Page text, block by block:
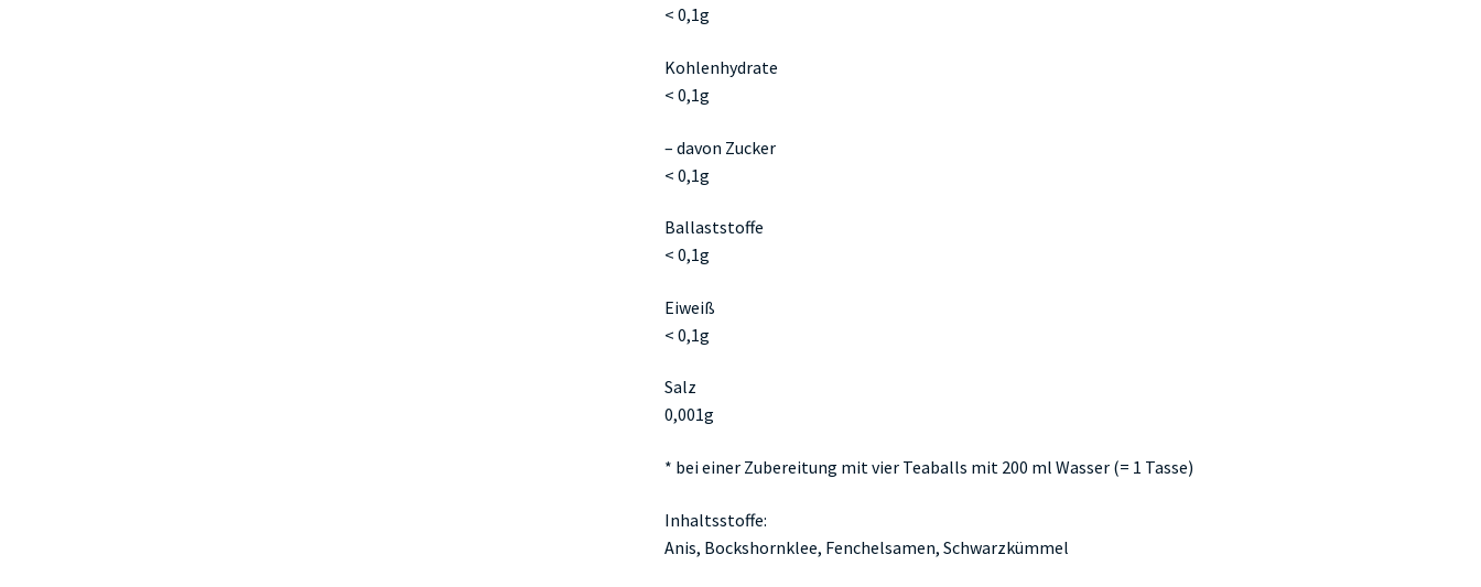
< 0,1g
Kohlenhydrate
< 0,1g
– davon Zucker
< 0,1g
Ballaststoffe
< 0,1g
Eiweiß
< 0,1g
Salz
0,001g
* bei einer Zubereitung mit vier Teaballs mit 200 ml Wasser (= 1 Tasse)
Inhaltsstoffe:
Anis, Bockshornklee, Fenchelsamen, Schwarzkümmel